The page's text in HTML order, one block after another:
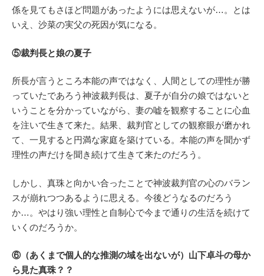
係を見てもさほど問題があったようには思えないが…。とは
いえ、沙菜の実父の死因が気になる。
⑤裁判長と娘の夏子
所長が言うところ本能の声ではなく、人間としての理性が勝
っていたであろう神波裁判長は、夏子が自分の娘ではないと
いうことを分かっていながら、妻の嘘を観察することに心血
を注いで生きて来た。結果、裁判官としての観察眼が磨かれ
て、一見すると円満な家庭を築けている。本能の声を聞かず
理性の声だけを聞き続けて生きて来たのだろう。
しかし、真珠と向かい合ったことで神波裁判官の心のバラン
スが崩れつつあるように思える。今後どうなるのだろう
か…。やはり強い理性と自制心で今まで通りの生活を続けて
いくのだろうか。
⑥（あくまで個人的な推測の域を出ないが）山下卓斗の母か
ら見た真珠？？